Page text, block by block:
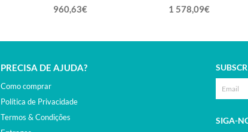
960,63€ 1 578,09€
PRECISA DE AJUDA?
Como comprar
Política de Privacidade
Termos & Condições
SIGA-